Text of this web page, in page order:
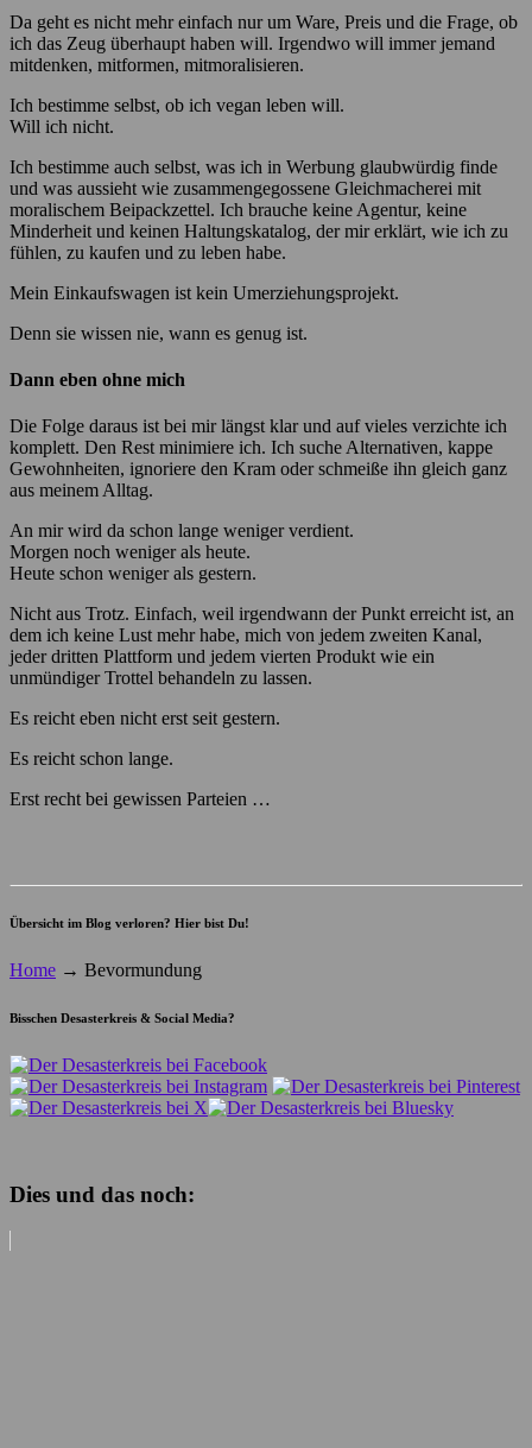
Da geht es nicht mehr einfach nur um Ware, Preis und die Frage, ob
ich das Zeug überhaupt haben will. Irgendwo will immer jemand
mitdenken, mitformen, mitmoralisieren.
Ich bestimme selbst, ob ich vegan leben will.
Will ich nicht.
Ich bestimme auch selbst, was ich in Werbung glaubwürdig finde
und was aussieht wie zusammengegossene Gleichmacherei mit
moralischem Beipackzettel. Ich brauche keine Agentur, keine
Minderheit und keinen Haltungskatalog, der mir erklärt, wie ich zu
fühlen, zu kaufen und zu leben habe.
Mein Einkaufswagen ist kein Umerziehungsprojekt.
Denn sie wissen nie, wann es genug ist.
Dann eben ohne mich
Die Folge daraus ist bei mir längst klar und auf vieles verzichte ich
komplett. Den Rest minimiere ich. Ich suche Alternativen, kappe
Gewohnheiten, ignoriere den Kram oder schmeiße ihn gleich ganz
aus meinem Alltag.
An mir wird da schon lange weniger verdient.
Morgen noch weniger als heute.
Heute schon weniger als gestern.
Nicht aus Trotz. Einfach, weil irgendwann der Punkt erreicht ist, an
dem ich keine Lust mehr habe, mich von jedem zweiten Kanal,
jeder dritten Plattform und jedem vierten Produkt wie ein
unmündiger Trottel behandeln zu lassen.
Es reicht eben nicht erst seit gestern.
Es reicht schon lange.
Erst recht bei gewissen Parteien …
Übersicht im Blog verloren? Hier bist Du!
Home → Bevormundung
Bisschen Desasterkreis & Social Media?
Dies und das noch: